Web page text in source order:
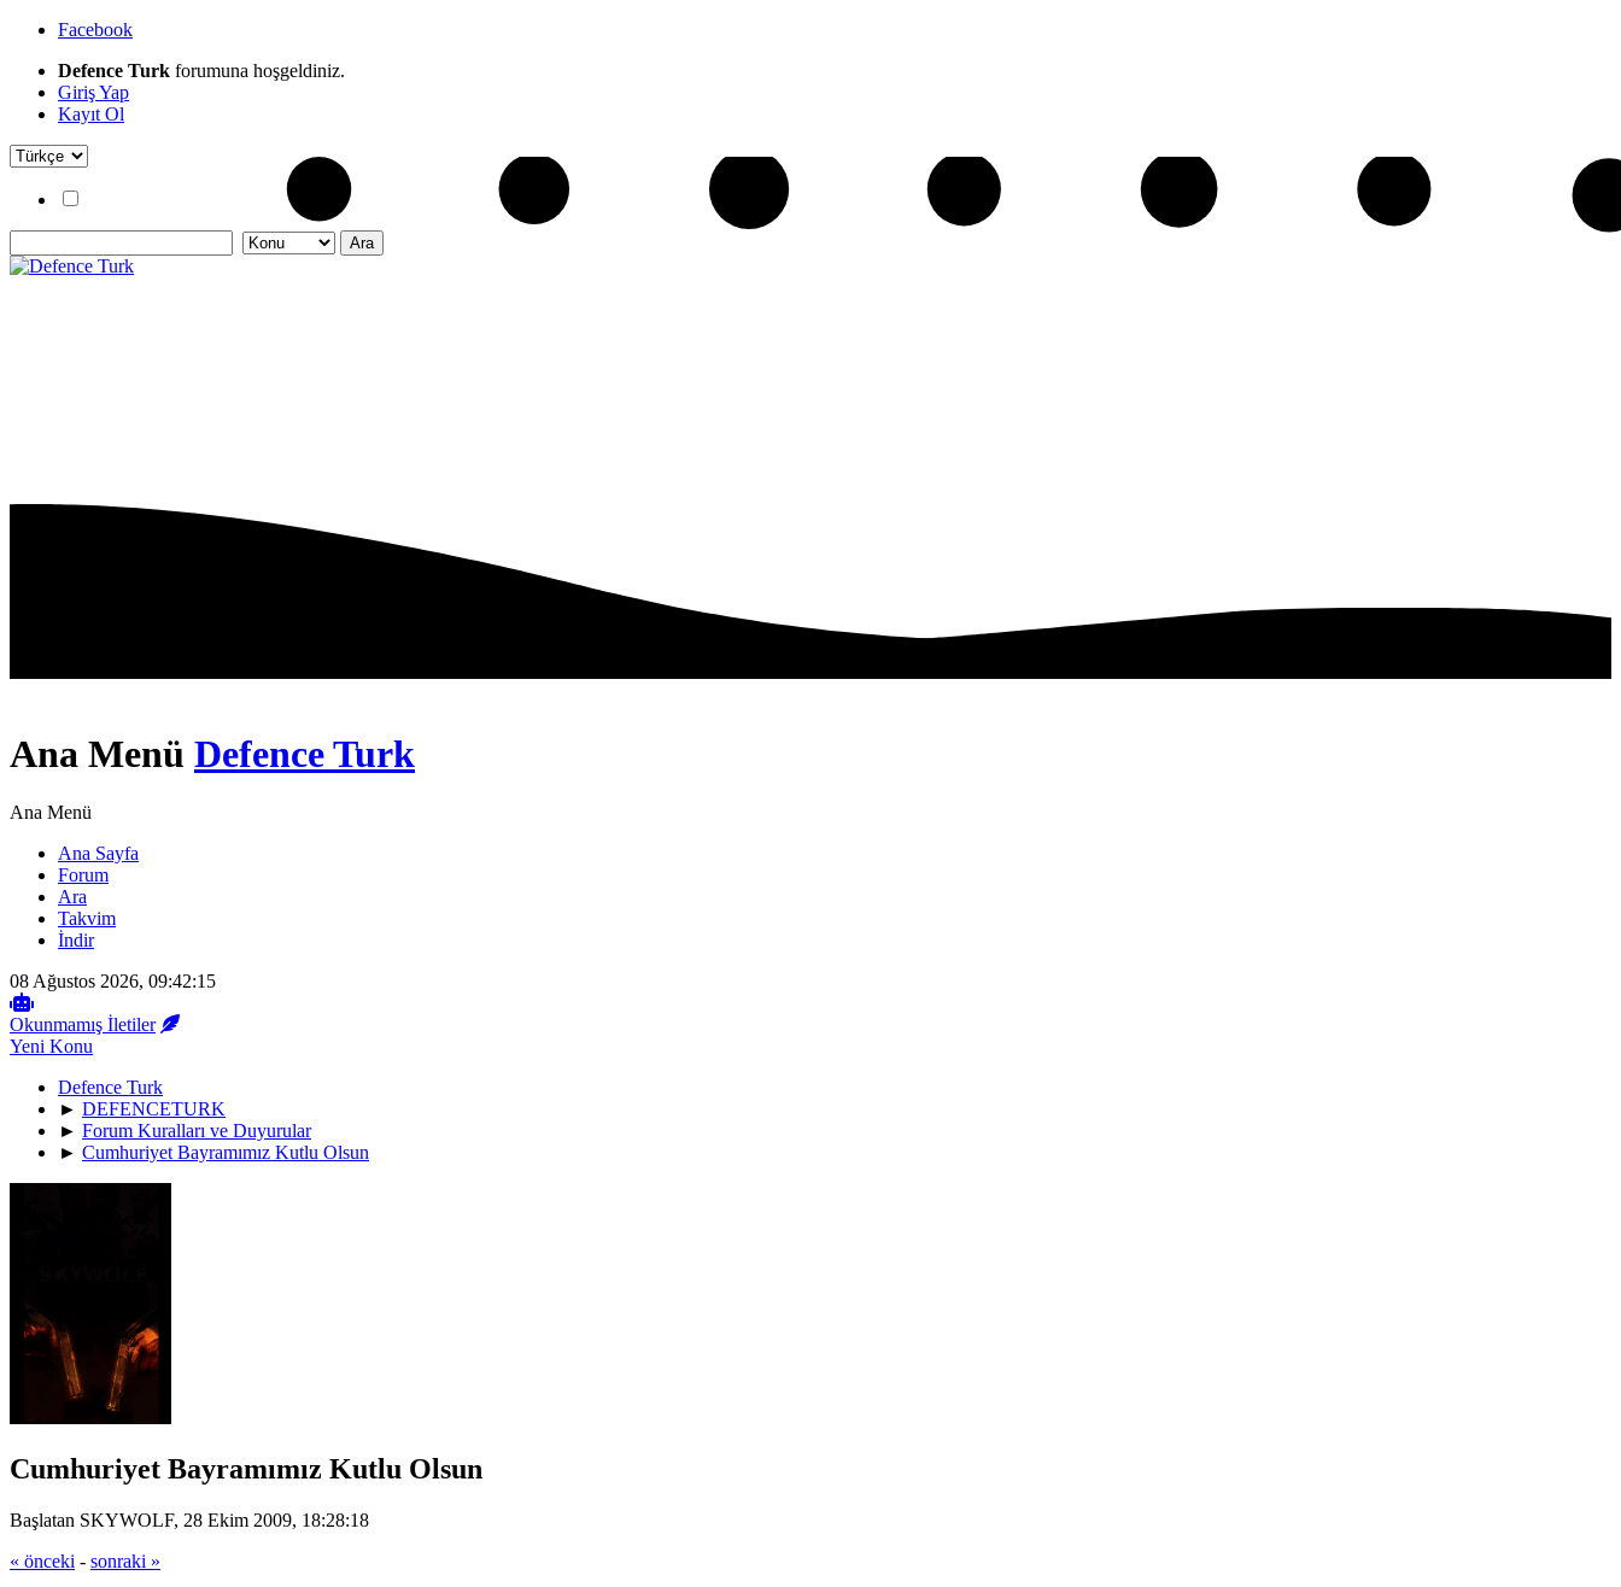
Facebook
Defence Turk forumuna hoşgeldiniz.
Giriş Yap
Kayıt Ol
Ana Menü Defence Turk
Ana Menü
Ana Sayfa
Forum
Ara
Takvim
İndir
08 Ağustos 2026, 09:42:15
Okunmamış İletiler
Yeni Konu
Defence Turk
► DEFENCETURK
► Forum Kuralları ve Duyurular
► Cumhuriyet Bayramımız Kutlu Olsun
Cumhuriyet Bayramımız Kutlu Olsun
Başlatan SKYWOLF, 28 Ekim 2009, 18:28:18
« önceki - sonraki »